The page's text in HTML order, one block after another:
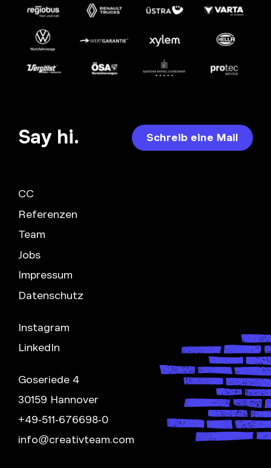
Say hi. Schreib eine Mail
CC
Referenzen
Team
Jobs
Impressum
Datenschutz
Instagram
LinkedIn
Goseriede 4
30159 Hannover
+49-511-676698-0
info@creativteam.com